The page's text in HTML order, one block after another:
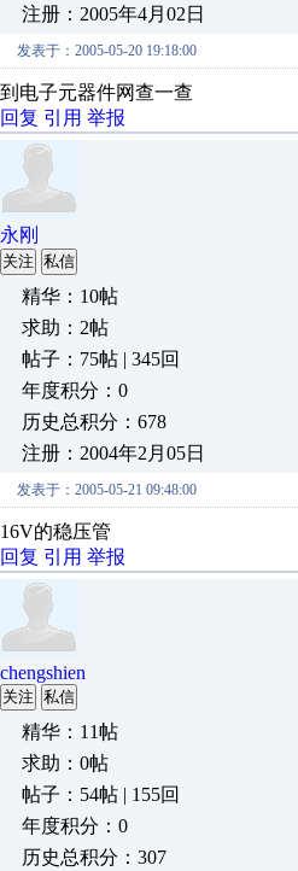
注册：2005年4月02日
发表于：2005-05-20 19:18:00
到电子元器件网查一查
回复 引用 举报
永刚
关注 私信
精华：10帖
求助：2帖
帖子：75帖 | 345回
年度积分：0
历史总积分：678
注册：2004年2月05日
发表于：2005-05-21 09:48:00
16V的稳压管
回复 引用 举报
chengshien
关注 私信
精华：11帖
求助：0帖
帖子：54帖 | 155回
年度积分：0
历史总积分：307